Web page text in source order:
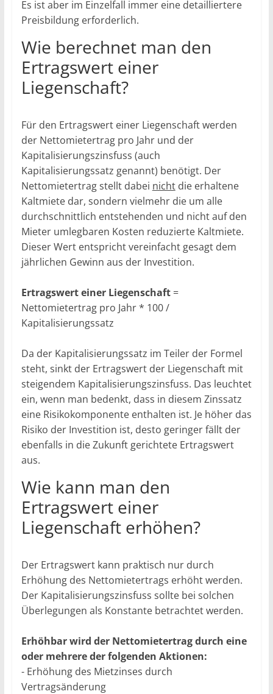
Es ist aber im Einzelfall immer eine detailliertere
Preisbildung erforderlich.
Wie berechnet man den
Ertragswert einer
Liegenschaft?
Für den Ertragswert einer Liegenschaft werden
der Nettomietertrag pro Jahr und der
Kapitalisierungszinsfuss (auch
Kapitalisierungssatz genannt) benötigt. Der
Nettomietertrag stellt dabei nichtdie erhaltene
Kaltmiete dar, sondern vielmehr die um alle
durchschnittlich entstehenden und nicht auf den
Mieter umlegbaren Kosten reduzierte Kaltmiete.
Dieser Wert entspricht vereinfacht gesagt dem
jährlichen Gewinn aus der Investition.
Ertragswert einer Liegenschaft=
Nettomietertrag pro Jahr * 100 /
Kapitalisierungssatz
Da der Kapitalisierungssatz im Teiler der Formel
steht, sinkt der Ertragswert der Liegenschaft mit
steigendem Kapitalisierungszinsfuss. Das leuchtet
ein, wenn man bedenkt, dass in diesem Zinssatz
eine Risikokomponente enthalten ist. Je höher das
Risiko der Investition ist, desto geringer fällt der
ebenfalls in die Zukunft gerichtete Ertragswert
aus.
Wie kann man den
Ertragswert einer
Liegenschaft erhöhen?
Der Ertragswert kann praktisch nur durch
Erhöhung des Nettomietertrags erhöht werden.
Der Kapitalisierungszinsfuss sollte bei solchen
Überlegungen als Konstante betrachtet werden.
Erhöhbar wird der Nettomietertrag durch eine
oder mehrere der folgenden Aktionen:
- Erhöhung des Mietzinses durch
Vertragsänderung